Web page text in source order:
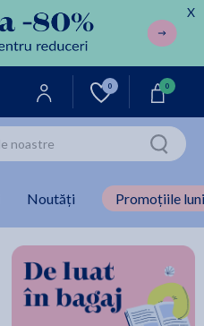
X
0 0
Noutăți Promoțiile